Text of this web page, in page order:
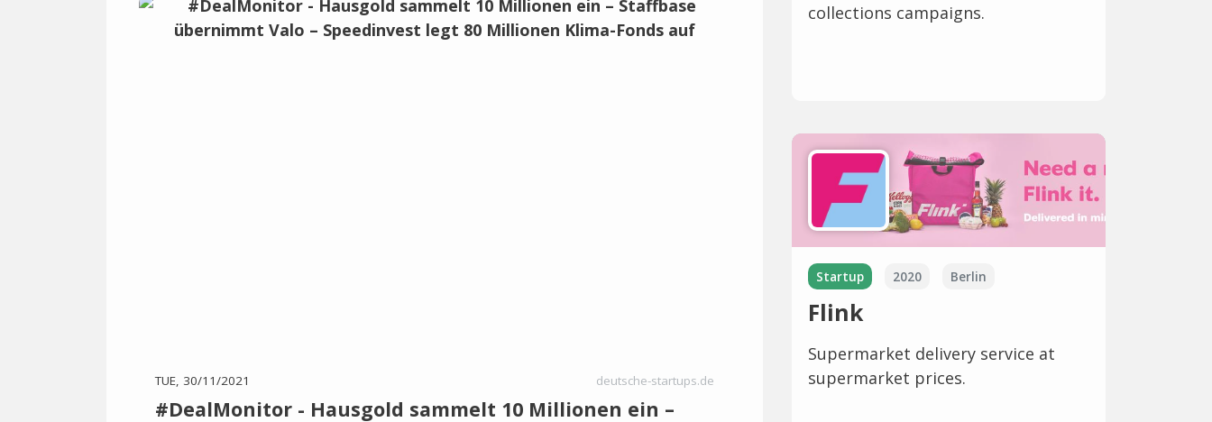
TUE, 30/11/2021 deutsche-startups.de
#DealMonitor - Hausgold sammelt 10 Millionen ein –
collections campaigns.
Startup 2020 Berlin
Flink
Supermarket delivery service at
supermarket prices.